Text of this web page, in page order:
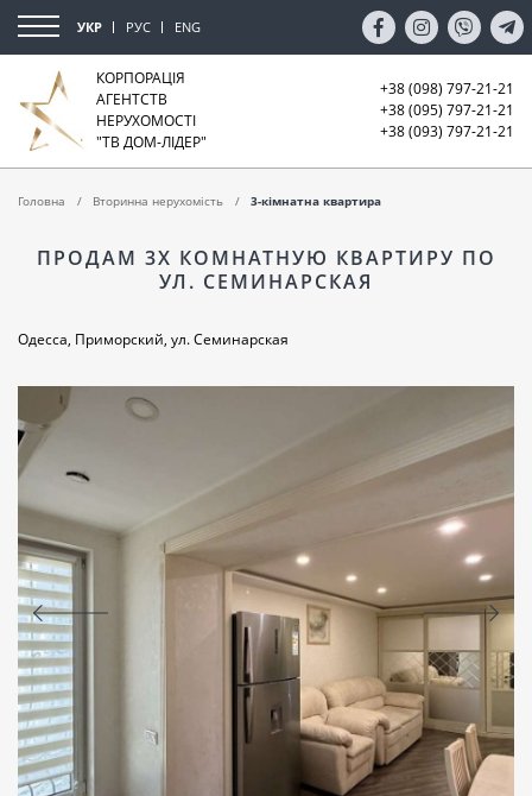
УКР РУС ENG
КОРПОРАЦІЯ
АГЕНТСТВ
НЕРУХОМОСТІ
"ТВ ДОМ-ЛІДЕР"
+38 (098) 797-21-21
+38 (095) 797-21-21
+38 (093) 797-21-21
Головна Вторинна нерухомість 3-кімнатна квартира
ПРОДАМ 3Х КОМНАТНУЮ КВАРТИРУ ПО
УЛ. СЕМИНАРСКАЯ
Одесса, Приморский, ул. Семинарская